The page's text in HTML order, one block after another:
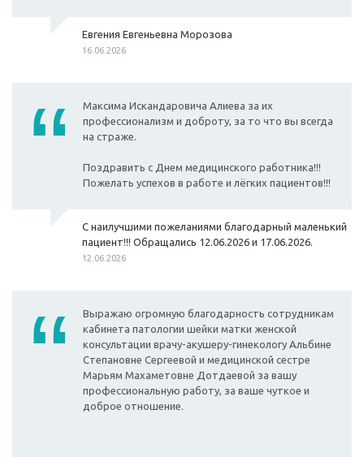
Евгения Евгеньевна Морозова
16.06.2026
Максима Искандаровича Алиева за их
профессионализм и доброту, за то что вы всегда
на страже.
Поздравить с Днем медицинского работника!!!
Пожелать успехов в работе и лёгких пациентов!!!
С наилучшими пожеланиями благодарный маленький
пациент!!! Обращались 12.06.2026 и 17.06.2026.
12.06.2026
Выражаю огромную благодарность сотрудникам
кабинета патологии шейки матки женской
консультации врачу-акушеру-гинекологу Альбине
Степановне Сергеевой и медицинской сестре
Марьям Махаметовне Дотдаевой за вашу
профессиональную работу, за ваше чуткое и
доброе отношение.